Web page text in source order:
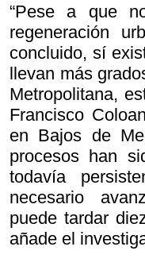
“Pese a que
regeneración
concluido, sí
llevan más
Metropolitana,
Francisco
en Bajos de
procesos han
todavía
necesario
puede tardar
añade el